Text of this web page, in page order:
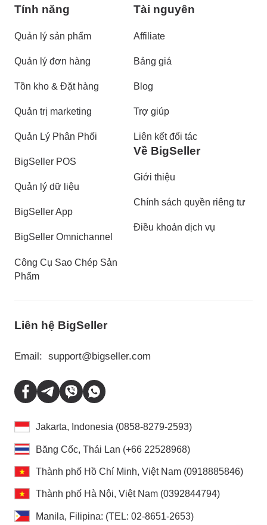
Tính năng
Quản lý sản phẩm
Quản lý đơn hàng
Tồn kho & Đặt hàng
Quản trị marketing
Quản Lý Phân Phối
BigSeller POS
Quản lý dữ liệu
BigSeller App
BigSeller Omnichannel
Công Cụ Sao Chép Sản
Phẩm
Tài nguyên
Affiliate
Bảng giá
Blog
Trợ giúp
Liên kết đối tác
Về BigSeller
Giới thiệu
Chính sách quyền riêng tư
Điều khoản dịch vụ
Liên hệ BigSeller
Email: support@bigseller.com
Jakarta, Indonesia (0858-8279-2593)
Băng Cốc, Thái Lan (+66 22528968)
Thành phố Hồ Chí Minh, Việt Nam (0918885846)
Thành phố Hà Nội, Việt Nam (0392844794)
Manila, Filipina: (TEL: 02-8651-2653)